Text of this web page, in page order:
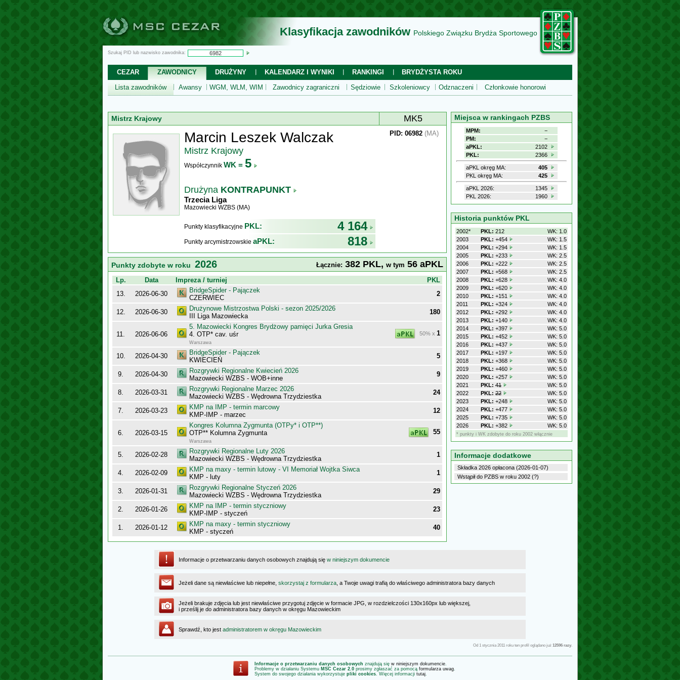
Klasyfikacja zawodników Polskiego Związku Brydża Sportowego
Szukaj PID lub nazwisko zawodnika:
CEZAR ZAWODNICY DRUŻYNY KALENDARZ I WYNIKI RANKINGI
BRYDŻYSTA ROKU
Lista zawodników
Awansy WGM, WLM, WIM Zawodnicy zagraniczni Sędziowie Szkoleniowcy Odznaczeni Członkowie honorowi
Mistrz Krajowy MK5
Marcin Leszek Walczak
Mistrz Krajowy
Współczynnik WK = 5
Drużyna KONTRAPUNKT
Trzecia Liga
Mazowiecki WZBS (MA)
Punkty klasyfikacyjne PKL: 4 164
Punkty arcymistrzowskie aPKL: 818
PID: 06982 (MA)
Punkty zdobyte w roku 2026 Łącznie: 382 PKL, w tym 56 aPKL
Lp. Data Impreza / turniej
PKL
13.
2026-06-30
BridgeSpider - Pajączek
CZERWIEC
2
12. 2026-06-30
Drużynowe Mistrzostwa Polski - sezon 2025/2026
III Liga Mazowiecka
180
11. 2026-06-06
5. Mazowiecki Kongres Brydżowy pamięci Jurka Gresia
4. OTP* cav. uśr
Warszawa
50% x 1
10. 2026-04-30
BridgeSpider - Pajączek
KWIECIEŃ
5
9. 2026-04-30
Rozgrywki Regionalne Kwiecień 2026
Mazowiecki WZBS - WOB+inne
9
8. 2026-03-31
Rozgrywki Regionalne Marzec 2026
Mazowiecki WZBS - Wędrowna Trzydziestka
24
7. 2026-03-23
KMP na IMP - termin marcowy
KMP-IMP - marzec
12
6. 2026-03-15
Kongres Kolumna Zygmunta (OTPy* i OTP**)
OTP** Kolumna Zygmunta
Warszawa
55
5. 2026-02-28
Rozgrywki Regionalne Luty 2026
Mazowiecki WZBS - Wędrowna Trzydziestka
1
4. 2026-02-09
KMP na maxy - termin lutowy - VI Memoriał Wojtka Siwca
KMP - luty
1
3. 2026-01-31
Rozgrywki Regionalne Styczeń 2026
Mazowiecki WZBS - Wędrowna Trzydziestka
29
2. 2026-01-26
KMP na IMP - termin styczniowy
KMP-IMP - styczeń
23
1. 2026-01-12
KMP na maxy - termin styczniowy
KMP - styczeń
40
Miejsca w rankingach PZBS
MPM:
−
PM:
−
aPKL:
2102
PKL:
2366
aPKL okręg MA:
405
PKL okręg MA:
425
aPKL 2026:
1345
PKL 2026:
1960
Historia punktów PKL
2002* PKL: 212
WK: 1.0
2003
PKL: +454
WK: 1.5
2004
PKL: +294
WK: 1.5
2005
PKL: +233
WK: 2.5
2006
PKL: +222
WK: 2.5
2007
PKL: +568
WK: 2.5
2008
PKL: +628
WK: 4.0
2009
PKL: +620
WK: 4.0
2010
PKL: +151
WK: 4.0
2011
PKL: +324
WK: 4.0
2012
PKL: +292
WK: 4.0
2013
PKL: +140
WK: 4.0
2014
PKL: +397
WK: 5.0
2015
PKL: +452
WK: 5.0
2016
PKL: +437
WK: 5.0
2017
PKL: +197
WK: 5.0
2018
PKL: +368
WK: 5.0
2019
PKL: +460
WK: 5.0
2020
PKL: +257
WK: 5.0
2021
PKL: 41
WK: 5.0
2022
PKL: 22
WK: 5.0
2023
PKL: +248
WK: 5.0
2024
PKL: +477
WK: 5.0
2025
PKL: +735
WK: 5.0
2026
PKL: +382 WK: 5.0
* punkty i WK zdobyte do roku 2002 włącznie
Informacje dodatkowe
Składka 2026 opłacona (2026-01-07)
Wstąpił do PZBS w roku 2002 (?)
Informacje o przetwarzaniu danych osobowych znajdują się w niniejszym dokumencie
Jeżeli dane są niewłaściwe lub niepełne, skorzystaj z formularza , a Twoje uwagi trafią do właściwego administratora bazy danych
Jeżeli brakuje zdjęcia lub jest niewłaściwe przygotuj zdjęcie w formacie JPG, w rozdzielczości 130x160px lub większej,
i prześlij je do administratora bazy danych w okręgu Mazowieckim
Sprawdź, kto jest administratorem w okręgu Mazowieckim
Od 1 stycznia 2011 roku ten profil oglądano już 12596 razy.
Informacje o przetwarzaniu danych osobowych znajdują się w niniejszym dokumencie.
Problemy w działaniu Systemu MSC Cezar 2.0 prosimy zgłaszać za pomocą formularza uwag.
System do swojego działania wykorzystuje pliki cookies. Więcej informacji tutaj.